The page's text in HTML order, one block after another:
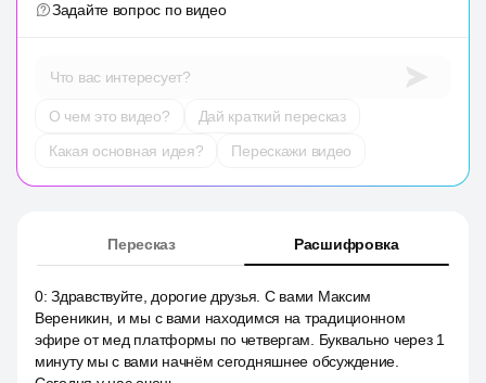
Задайте вопрос по видео
Что вас интересует?
О чем это видео?
Дай краткий пересказ
Какая основная идея?
Перескажи видео
Пересказ Расшифровка
0:Здравствуйте, дорогие друзья. С вами Максим
Вереникин, и мы с вами находимся на традиционном
эфире от мед платформы по четвергам. Буквально через 1
минуту мы с вами начнём сегодняшнее обсуждение.